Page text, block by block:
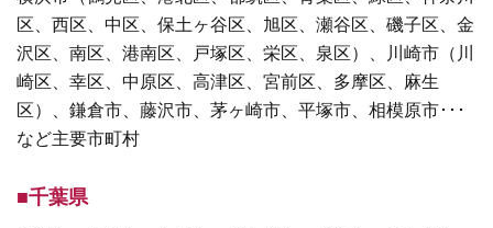
区、西区、中区、保土ヶ谷区、旭区、瀬谷区、磯子区、金
沢区、南区、港南区、戸塚区、栄区、泉区）、川崎市（川
崎区、幸区、中原区、高津区、宮前区、多摩区、麻生
区）、鎌倉市、藤沢市、茅ヶ崎市、平塚市、相模原市･･･
など主要市町村
■千葉県